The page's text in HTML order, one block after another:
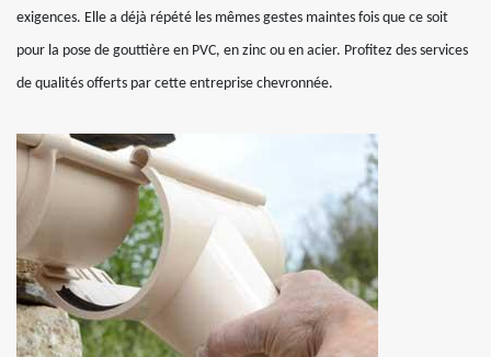
exigences. Elle a déjà répété les mêmes gestes maintes fois que ce soit
pour la pose de gouttière en PVC, en zinc ou en acier. Profitez des services
de qualités offerts par cette entreprise chevronnée.